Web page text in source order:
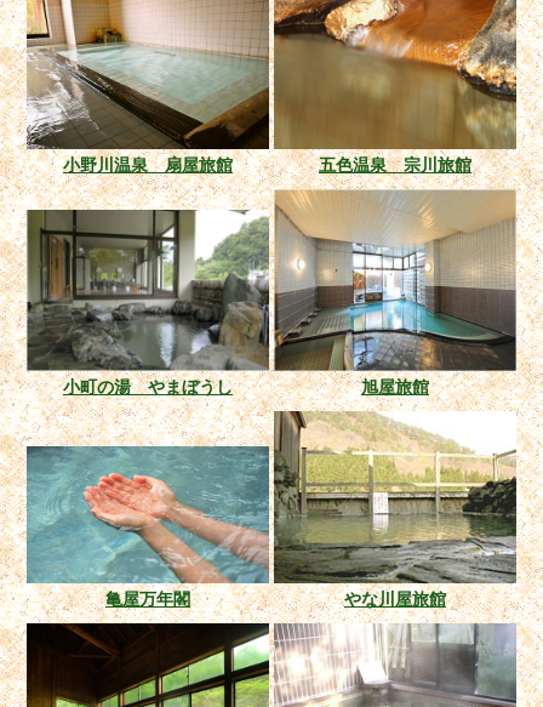
小野川温泉 扇屋旅館 五色温泉 宗川旅館
小町の湯 やまぼうし 旭屋旅館
亀屋万年閣 やな川屋旅館